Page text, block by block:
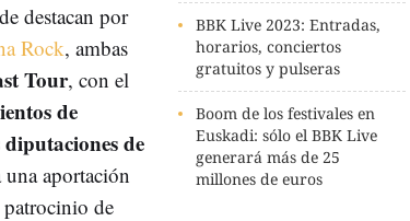
BBK Live 2023: Entradas,
horarios, conciertos
gratuitos y pulseras
Boom de los festivales en
Euskadi: sólo el BBK Live
generará más de 25
millones de euros
destacan por
Rock, ambas
Tour, con el
de
diputaciones de
una aportación
de